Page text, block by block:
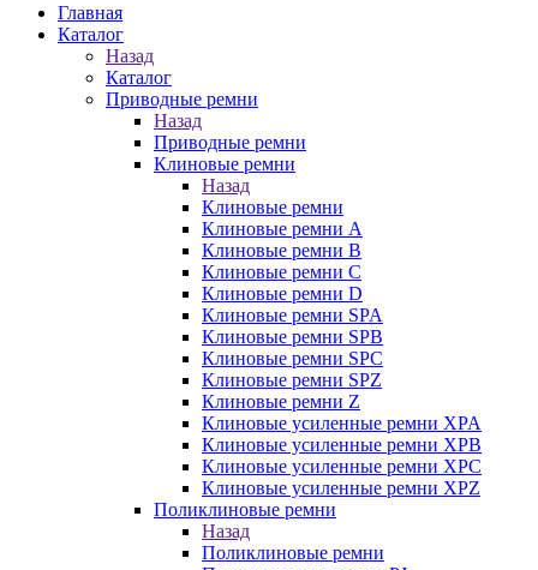
Главная
Каталог
Назад
Каталог
Приводные ремни
Назад
Приводные ремни
Клиновые ремни
Назад
Клиновые ремни
Клиновые ремни A
Клиновые ремни B
Клиновые ремни C
Клиновые ремни D
Клиновые ремни SPA
Клиновые ремни SPB
Клиновые ремни SPC
Клиновые ремни SPZ
Клиновые ремни Z
Клиновые усиленные ремни XPA
Клиновые усиленные ремни XPB
Клиновые усиленные ремни XPC
Клиновые усиленные ремни XPZ
Поликлиновые ремни
Назад
Поликлиновые ремни